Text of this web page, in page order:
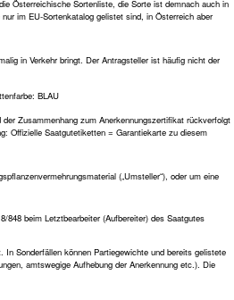
Österreichische Sortenliste, die Sorte ist demnach auch in
im EU-Sortenkatalog gelistet sind, in Österreich aber
in Verkehr bringt. Der Antragsteller ist häufig nicht der
BLAU
Zusammenhang zum Anerkennungszertifikat rückverfolgt
Offizielle Saatgutetiketten = Garantiekarte zu diesem
(„Umsteller“), oder um eine
848 beim Letztbearbeiter (Aufbereiter) des Saatgutes
Sonderfällen können Partiegewichte und bereits gelistete
amtswegige Aufhebung der Anerkennung etc.). Die